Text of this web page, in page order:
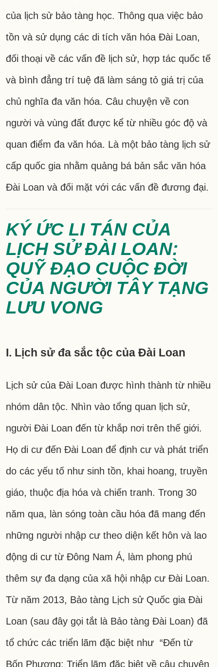
của lịch sử bảo tàng học. Thông qua việc bảo
tồn và sử dụng các di tích văn hóa Đài Loan,
đối thoại về các vấn đề lịch sử, hợp tác quốc tế
và bình đẳng trí tuệ đã làm sáng tỏ giá trị của
chủ nghĩa đa văn hóa. Câu chuyện về con
người và vùng đất được kể từ nhiều góc độ và
quan điểm đa văn hóa. Là một bảo tàng lịch sử
cấp quốc gia nhằm quảng bá bản sắc văn hóa
Đài Loan và đối mặt với các vấn đề đương đại.
KÝ ỨC LI TÁN CỦA
LỊCH SỬ ĐÀI LOAN:
QUỸ ĐẠO CUỘC ĐỜI
CỦA NGƯỜI TÂY TẠNG
LƯU VONG
I. Lịch sử đa sắc tộc của Đài Loan
Lịch sử của Đài Loan được hình thành từ nhiều
nhóm dân tộc. Nhìn vào tổng quan lịch sử,
người Đài Loan đến từ khắp nơi trên thế giới.
Họ di cư đến Đài Loan để định cư và phát triển
do các yếu tố như sinh tồn, khai hoang, truyền
giáo, thuộc địa hóa và chiến tranh. Trong 30
năm qua, làn sóng toàn cầu hóa đã mang đến
những người nhập cư theo diện kết hôn và lao
động di cư từ Đông Nam Á, làm phong phú
thêm sự đa dạng của xã hội nhập cư Đài Loan.
Từ năm 2013, Bảo tàng Lịch sử Quốc gia Đài
Loan (sau đây gọi tắt là Bảo tàng Đài Loan) đã
tổ chức các triển lãm đặc biệt như “Đến từ
Bốn Phương: Triển lãm đặc biệt về câu chuyện